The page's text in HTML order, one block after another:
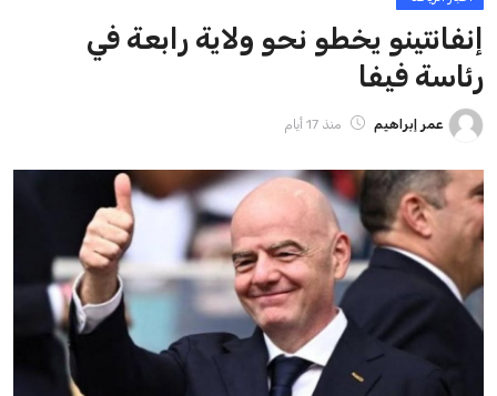
ايوا مصر
الاخبار الشائعة
إنفانتينو يخطو نحو ولاية رابعة في رئاسة فيفا
عمر إبراهيم